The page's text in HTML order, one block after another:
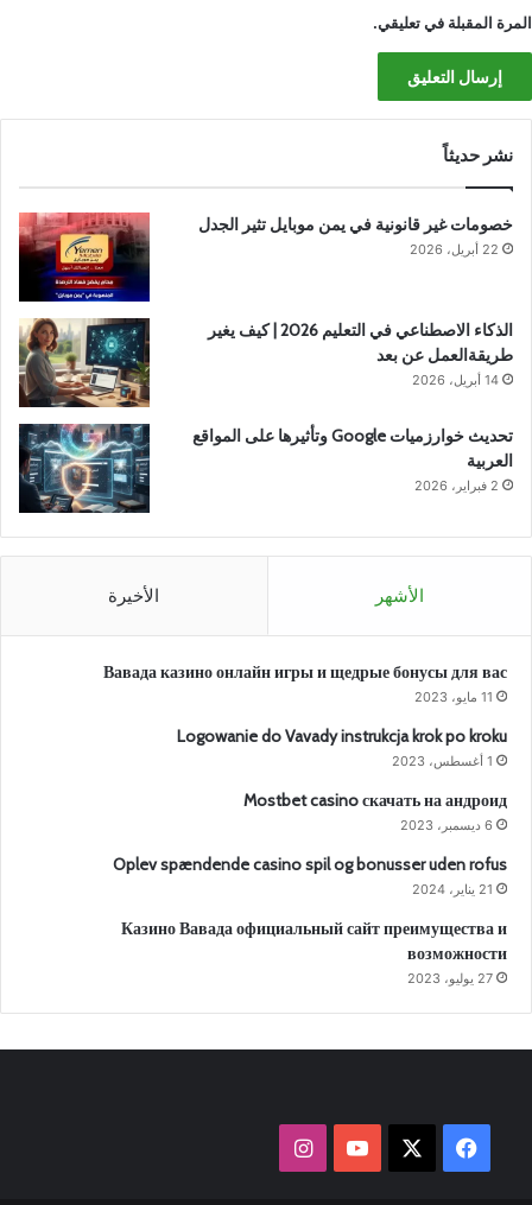
المرة المقبلة في تعليقي.
نشر حديثاً
خصومات غير قانونية في يمن موبايل تثير الجدل
22 أبريل، 2026
الذكاء الاصطناعي في التعليم 2026 | كيف يغير
طريقةالعمل عن بعد
14 أبريل، 2026
تحديث خوارزميات Google وتأثيرها على المواقع
العربية
2 فبراير، 2026
الأشهر الأخيرة
Вавада казино онлайн игры и щедрые бонусы для вас
11 مايو، 2023
Logowanie do Vavady instrukcja krok po kroku
1 أغسطس، 2023
Mostbet casino скачать на андроид
6 ديسمبر، 2023
Oplev spændende casino spil og bonusser uden rofus
21 يناير، 2024
Казино Вавада официальный сайт преимущества и
возможности
27 يوليو، 2023
فيسبوك ‫YouTubeانستقرام